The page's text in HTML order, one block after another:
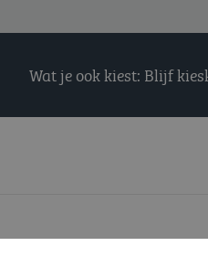
Wat je ook kiest: Blijf